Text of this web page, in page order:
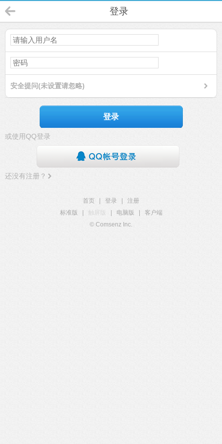
登录
安全提问(未设置请忽略)
登录
或使用QQ登录
还没有注册？
首页 登录
注册
标准版
触屏版 电脑版
客户端
© Comsenz Inc.